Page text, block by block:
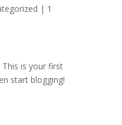
| 1
is your first
start blogging!